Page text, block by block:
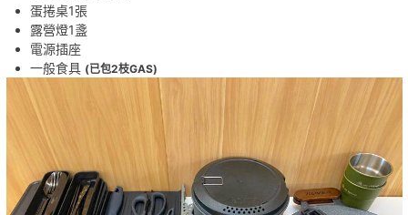
蛋捲桌1張
露營燈1盞
電源插座
一般食具 (已包2枝GAS)